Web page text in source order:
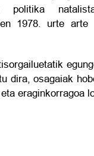
politika
1978. urte arte
dira, osagaiak
eraginkorragoa